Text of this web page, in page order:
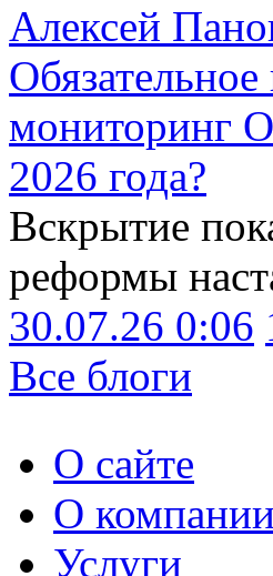
Алексей
мониторинг
2026 года?
Вскрытие
реформы
30.07.26 0:06
Все блоги
О сайте
О компании
Услуги